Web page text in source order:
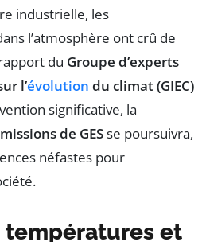
industrielle, les
l’atmosphère ont crû de
du Groupe d’experts
l’évolution du climat (GIEC)
significative, la
de GESse poursuivra,
néfastes pour
températures et